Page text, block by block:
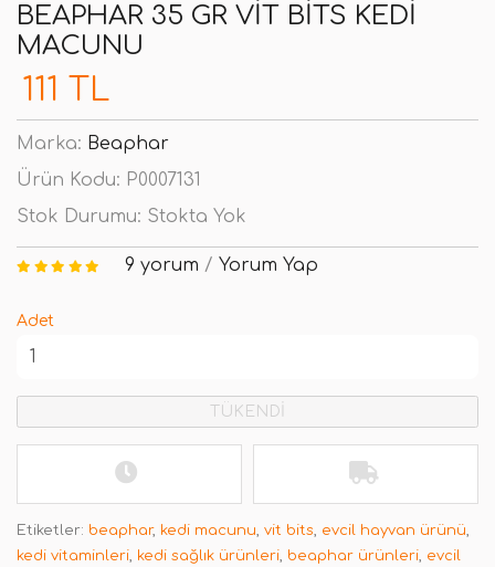
BEAPHAR 35 GR VIT BITS KEDI
MACUNU
111 TL
Marka: Beaphar
Ürün Kodu: P0007131
Stok Durumu: Stokta Yok
9 yorum / Yorum Yap
Adet
TÜKENDİ
Etiketler: beaphar, kedi macunu, vit bits, evcil hayvan ürünü,
kedi vitaminleri, kedi sağlık ürünleri, beaphar ürünleri, evcil